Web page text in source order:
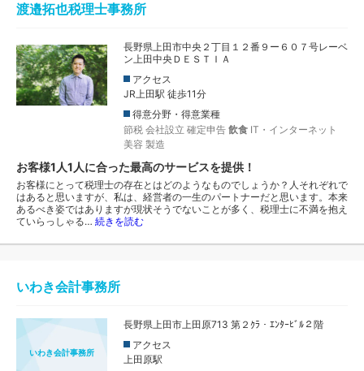
渡邉拓也税理士事務所
長野県上田市中央２丁目１２番９ー６０７号レーベ
ン上田中央ＤＥＳＴＩＡ
アクセス
JR上田駅 徒歩11分
得意分野・得意業種
節税 会社設立 確定申告 飲食 IT・インターネット
美容 製造
お客様1人1人に合った最高のサービスを提供！
お客様にとって税理士の存在とはどのようなものでしょうか？人それぞれで
はあると思いますが、私は、経営者の一生のパートナーだと思います。本来
あるべき姿ではありますが現状そうでないことが多く、税理士に不満を抱え
ていらっしゃる… 続きを読む
いわき会計事務所
いわき会計事務所
長野県上田市上田原713 第２ｸﾗ・ｴﾝﾀｰﾋﾞﾙ２階
アクセス
上田原駅